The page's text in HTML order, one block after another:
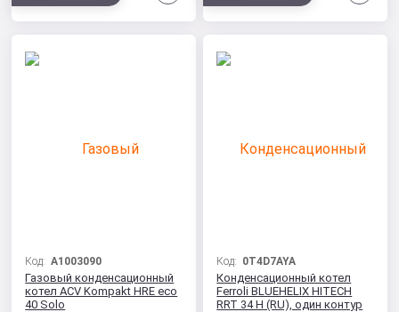
Код:A1003090
Газовый конденсационный
котел ACV Kompakt HRE eco
40 Solo
Код: 0T4D7AYA
Конденсационный котел
Ferroli BLUEHELIX HITECH
RRT 34 H (RU), один контур